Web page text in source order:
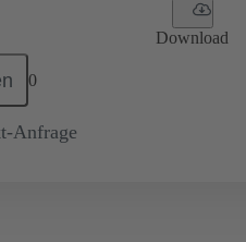
Download
0
Anfrage